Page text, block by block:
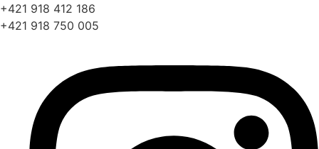
+421 918 412 186
+421 918 750 005